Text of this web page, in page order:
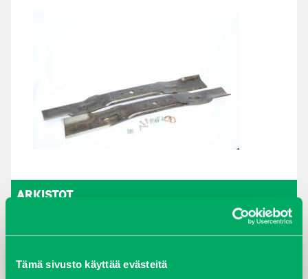
Tämä sivusto käyttää evästeitä
ARKISTOT
elokuu 2024